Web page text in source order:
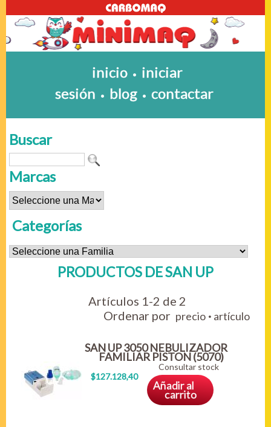
inicio • iniciar
sesión • blog • contactar
Buscar
Marcas
Categorías
PRODUCTOS DE SAN UP
Artículos 1-2 de 2
Ordenar por precio · artículo
SAN UP 3050 NEBULIZADOR
FAMILIAR PISTON (5070)
$127.128,40
Consultar stock
Añadir al
carrito